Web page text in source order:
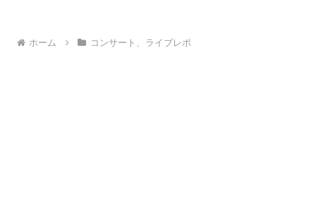
ホーム コンサート、ライブレポ